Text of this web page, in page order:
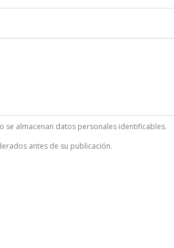
se almacenan datos personales identificables.
antes de su publicación.